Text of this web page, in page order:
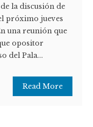
la discusión de
próximo jueves
una reunión que
opositor
del Pala...
Read More